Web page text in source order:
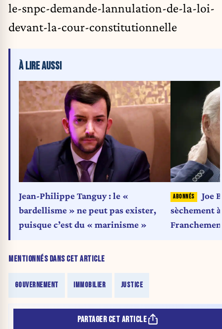
le-snpc-demande-lannulation-de-la-loi-
devant-la-cour-constitutionnelle
MENTIONNÉS DANS CET ARTICLE
GOUVERNEMENT IMMOBILIER JUSTICE
À LIRE AUSSI
Jean-Philippe Tanguy : le «
bardellisme » ne peut pas exister,
puisque c’est du « marinisme »
Joe
sèchement
PARTAGER CET ARTICLE